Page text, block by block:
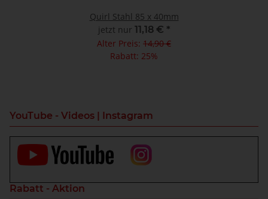
Quirl Stahl 85 x 40mm
jetzt nur 11,18 € *
Alter Preis: 14,90 €
Rabatt: 25%
YouTube - Videos | Instagram
Rabatt - Aktion